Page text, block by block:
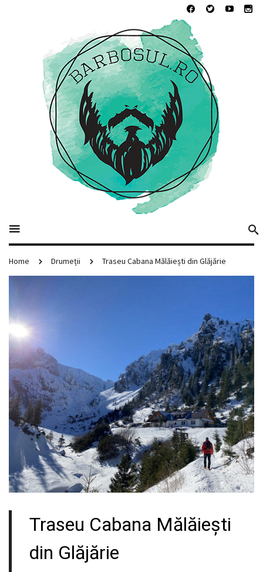
Home Drumeții Traseu Cabana Mălăiești din Glăjărie
Traseu Cabana Mălăiești
din Glăjărie